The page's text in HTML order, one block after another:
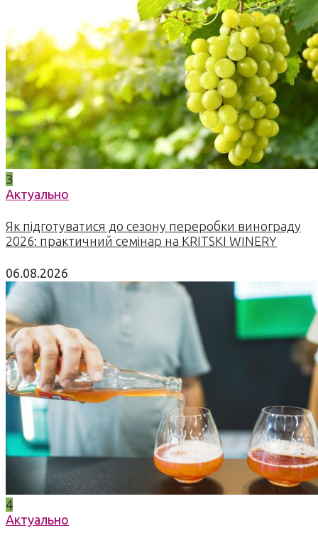
3
Актуально
Як підготуватися до сезону переробки винограду
2026: практичний семінар на KRITSKI WINERY
06.08.2026
4
Актуально